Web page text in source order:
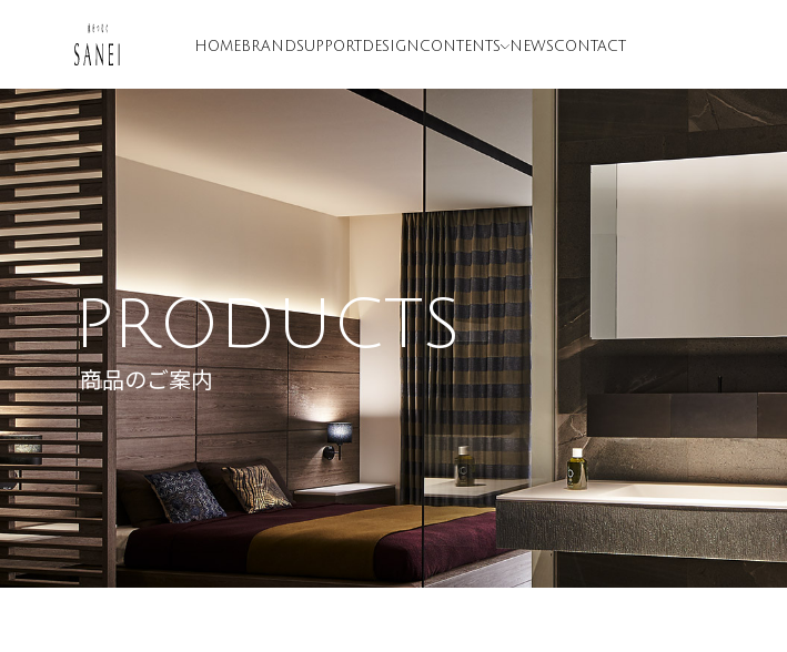
HOME BRANDSUPPORT DESIGN CONTENTS NEWSCONTACT
PRODUCTS
商品のご案内